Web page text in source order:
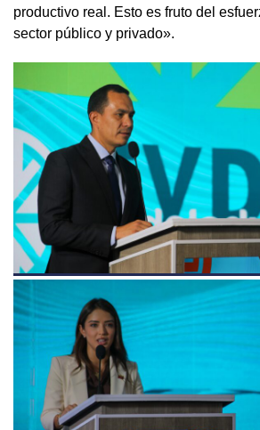
productivo real. Esto es fruto del
sector público y privado».